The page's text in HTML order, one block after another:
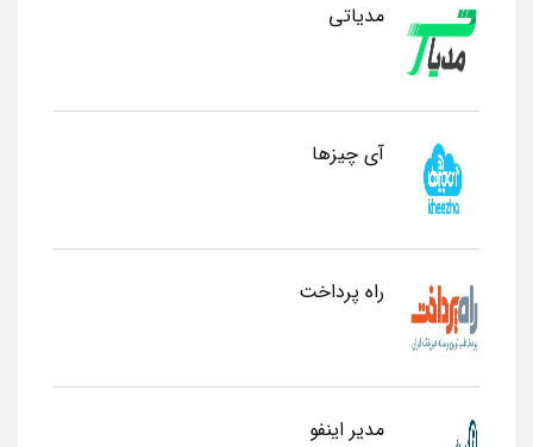
مدیاتی
آی چیزها
راه پرداخت
مدیر اینفو